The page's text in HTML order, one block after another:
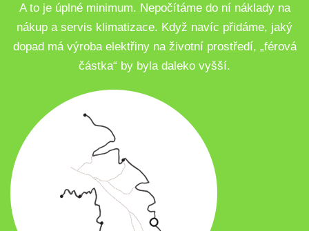
A to je úplné minimum. Nepočítáme do ní náklady na
nákup a servis klimatizace. Když navíc přidáme, jaký
dopad má výroba elektřiny na životní prostředí, „férová
částka“ by byla daleko vyšší.